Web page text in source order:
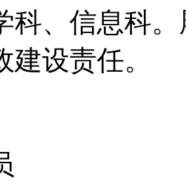
科、信息科
建设责任。